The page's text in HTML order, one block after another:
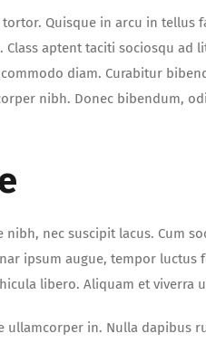
Quisque in arcu in tellus
aptent taciti sociosqu
diam. Curabitur
nibh. Donec bibendum,
nec suscipit lacus. Cum
ipsum augue, tempor luctus
libero. Aliquam et viverra
in. Nulla dapibus